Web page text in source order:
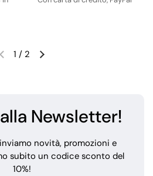
1 / 2
Newsletter!
novità, promozioni e
subito un codice sconto del
10%!